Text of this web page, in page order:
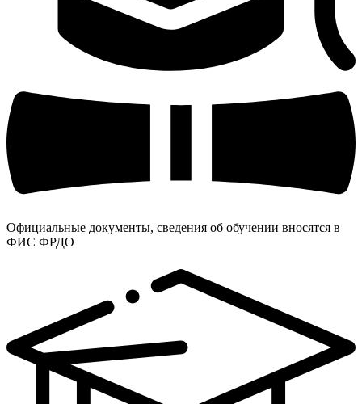
Официальные документы, сведения об обучении вносятся в
ФИС ФРДО